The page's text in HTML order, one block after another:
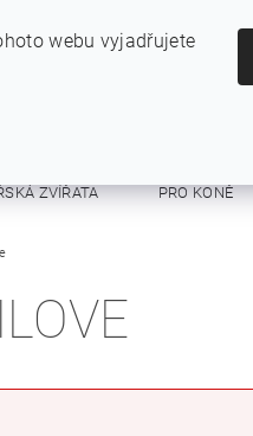
ZVÍŘATA PRO KONĚ
PODMÍNKY
webu vyjadřujete